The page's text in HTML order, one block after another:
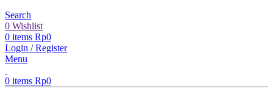
Search
0 Wishlist
0 items Rp0
Login / Register
Menu
0 items Rp0